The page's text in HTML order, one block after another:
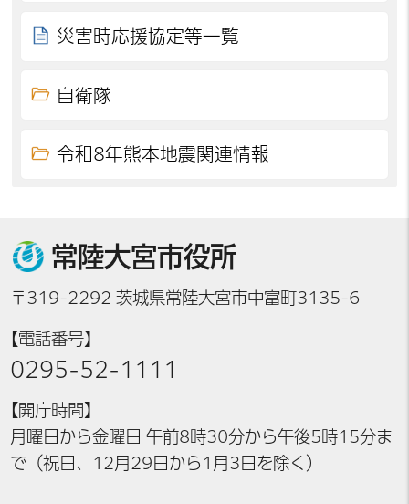
災害時応援協定等一覧
自衛隊
令和8年熊本地震関連情報
常陸大宮市役所
〒319-2292 茨城県常陸大宮市中富町3135-6
【電話番号】
0295-52-1111
【開庁時間】
月曜日から金曜日 午前8時30分から午後5時15分ま
で（祝日、12月29日から1月3日を除く）